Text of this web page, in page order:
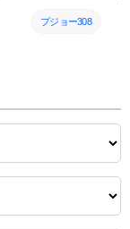
ブルー補充！快適
プジョー308